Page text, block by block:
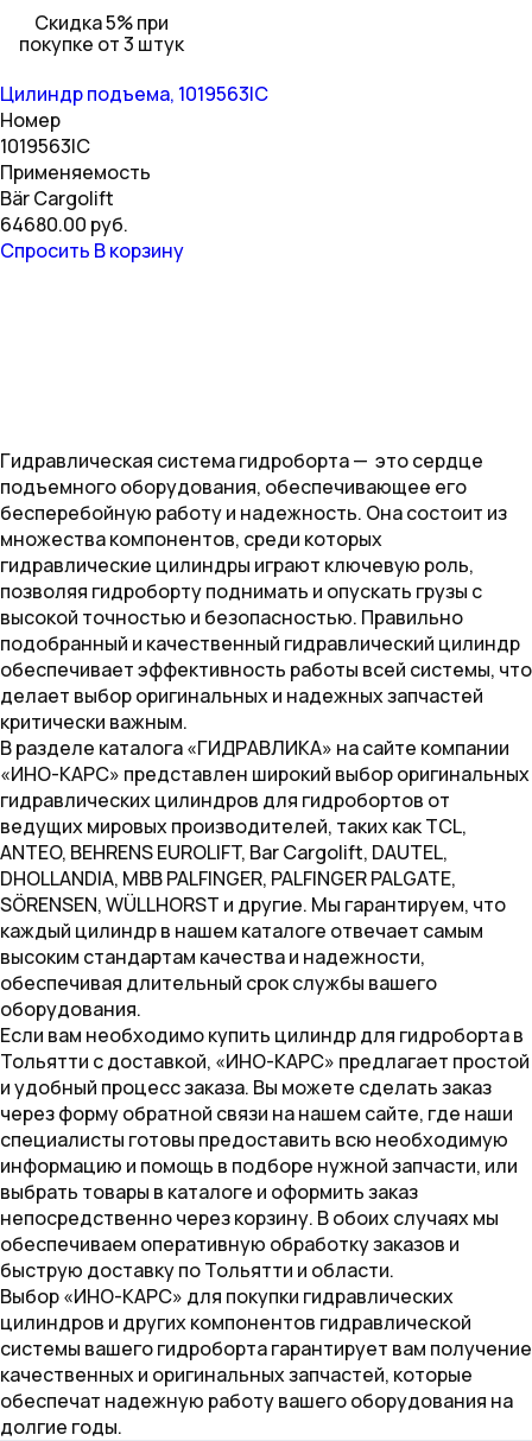
Скидка 5% при
покупке от 3 штук
Цилиндр подъема, 1019563IC
Номер
1019563IC
Применяемость
Bär Cargolift
64680.00 руб.
Спросить В корзину
Гидравлическая система гидроборта — это сердце
подъемного оборудования, обеспечивающее его
бесперебойную работу и надежность. Она состоит из
множества компонентов, среди которых
гидравлические цилиндры играют ключевую роль,
позволяя гидроборту поднимать и опускать грузы с
высокой точностью и безопасностью. Правильно
подобранный и качественный гидравлический цилиндр
обеспечивает эффективность работы всей системы, что
делает выбор оригинальных и надежных запчастей
критически важным.
В разделе каталога «ГИДРАВЛИКА» на сайте компании
«ИНО-КАРС» представлен широкий выбор оригинальных
гидравлических цилиндров для гидробортов от
ведущих мировых производителей, таких как TCL,
ANTEO, BEHRENS EUROLIFT, Bar Cargolift, DAUTEL,
DHOLLANDIA, MBB PALFINGER, PALFINGER PALGATE,
SÖRENSEN, WÜLLHORST и другие. Мы гарантируем, что
каждый цилиндр в нашем каталоге отвечает самым
высоким стандартам качества и надежности,
обеспечивая длительный срок службы вашего
оборудования.
Если вам необходимо купить цилиндр для гидроборта в
Тольятти с доставкой, «ИНО-КАРС» предлагает простой
и удобный процесс заказа. Вы можете сделать заказ
через форму обратной связи на нашем сайте, где наши
специалисты готовы предоставить всю необходимую
информацию и помощь в подборе нужной запчасти, или
выбрать товары в каталоге и оформить заказ
непосредственно через корзину. В обоих случаях мы
обеспечиваем оперативную обработку заказов и
быструю доставку по Тольятти и области.
Выбор «ИНО-КАРС» для покупки гидравлических
цилиндров и других компонентов гидравлической
системы вашего гидроборта гарантирует вам получение
качественных и оригинальных запчастей, которые
обеспечат надежную работу вашего оборудования на
долгие годы.